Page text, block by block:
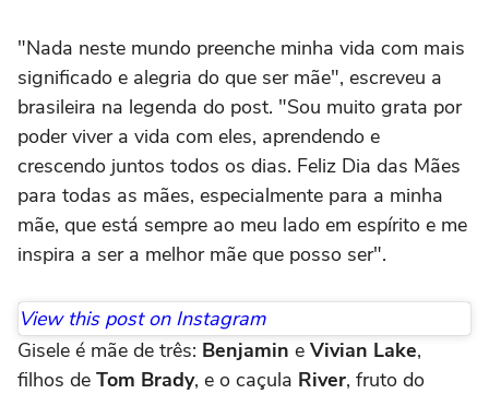
"Nada neste mundo preenche minha vida com mais
significado e alegria do que ser mãe", escreveu a
brasileira na legenda do post. "Sou muito grata por
poder viver a vida com eles, aprendendo e
crescendo juntos todos os dias. Feliz Dia das Mães
para todas as mães, especialmente para a minha
mãe, que está sempre ao meu lado em espírito e me
inspira a ser a melhor mãe que posso ser".
View this post on Instagram
Gisele é mãe de três: Benjamin e Vivian Lake,
filhos de Tom Brady, e o caçula River, fruto do